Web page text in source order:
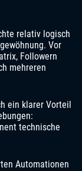
relativ logisch
Vor
Followern
mehreren
ein klarer Vorteil
technische
Automationen